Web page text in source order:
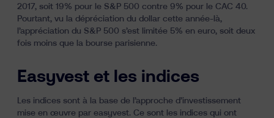
2017, soit 19% pour le S&P 500 contre 9% pour le CAC 40.
Pourtant, vu la dépréciation du dollar cette année-là,
l’appréciation du S&P 500 s’est limitée 5% en euro, soit deux
fois moins que la bourse parisienne.
Easyvest et les indices
Les indices sont à la base de l’approche d’investissement
mise en œuvre par easyvest. Ce sont les indices qui ont